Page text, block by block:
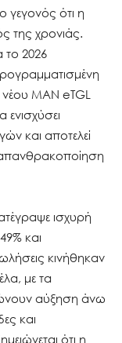
γεγονός ότι η
της χρονιάς.
το 2026
MAN eTGL
και αποτελεί
ισχυρή
και
κινήθηκαν
με τα
αύξηση άνω
και
ότι η